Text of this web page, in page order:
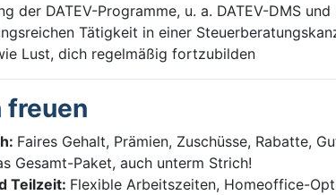
der DATEV-Programme, u. a. DATEV-DMS
Tätigkeit in einer
Lust, dich regelmäßig fortzubilden
freuen
Faires Gehalt, Prämien, Zuschüsse, Rabatte,
Gesamt-Paket, auch unterm Strich!
Teilzeit: Flexible Arbeitszeiten, Homeoffice-